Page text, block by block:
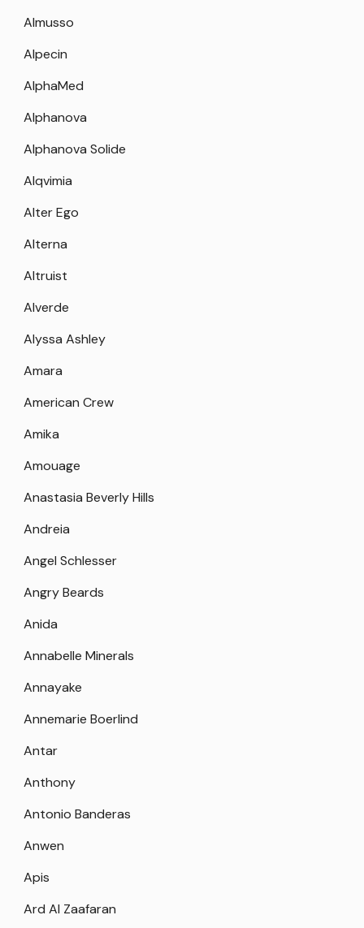
Almusso
Alpecin
AlphaMed
Alphanova
Alphanova Solide
Alqvimia
Alter Ego
Alterna
Altruist
Alverde
Alyssa Ashley
Amara
American Crew
Amika
Amouage
Anastasia Beverly Hills
Andreia
Angel Schlesser
Angry Beards
Anida
Annabelle Minerals
Annayake
Annemarie Boerlind
Antar
Anthony
Antonio Banderas
Anwen
Apis
Ard Al Zaafaran